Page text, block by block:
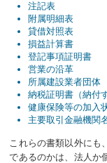
注記表
附属明細表
貸借対照表
損益計算書
登記事項証明書
営業の沿革
所属建設業者団体
納税証明書（納付
健康保険等の加入
主要取引金融機関
これらの書類以外にも
であるのかは、法人か